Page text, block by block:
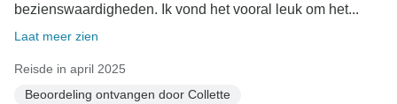
bezienswaardigheden. Ik vond het vooral leuk om het...
Laat meer zien
Reisde in april 2025
Beoordeling ontvangen door Collette